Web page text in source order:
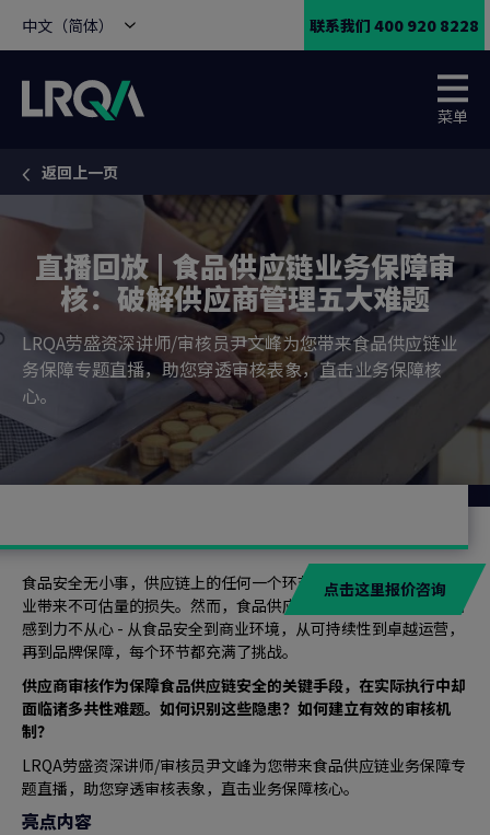
中文（简体） 联系我们 400 920 8228
菜单
You are here:
返回上一页
直播回放 | 食品供应链业务保障审
核：破解供应商管理五大难题
LRQA劳盛资深讲师/审核员尹文峰为您带来食品供应链业
务保障专题直播，助您穿透审核表象，直击业务保障核
心。
点击这里报价咨询
食品安全无小事，供应链上的任何一个环节出现问题，都可能给企
业带来不可估量的损失。然而，食品供应链的复杂性常常让管理者
感到力不从心 - 从食品安全到商业环境，从可持续性到卓越运营，
再到品牌保障，每个环节都充满了挑战。
供应商审核作为保障食品供应链安全的关键手段，在实际执行中却
面临诸多共性难题。如何识别这些隐患？如何建立有效的审核机
制？
LRQA劳盛资深讲师/审核员尹文峰为您带来食品供应链业务保障专
题直播，助您穿透审核表象，直击业务保障核心。
亮点内容